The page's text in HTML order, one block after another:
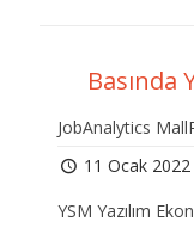
Basında
JobAnalytics
11 Ocak 2022
YSM Yazılım